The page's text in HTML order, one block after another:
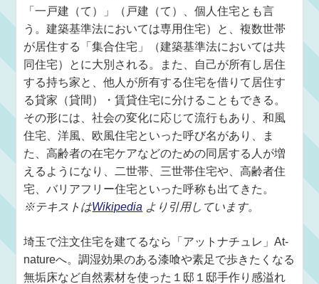
「一戸建（て）」（戸建（て）、個人住宅とも言
う。建築基準法においては専用住宅）と、複数世帯
が居住する「集合住宅」（建築基準法においては共
同住宅）とに大別される。また、自己が所有し居住
する持ち家と、他人が所有する住宅を借りて居住す
る貸家（貸間）・賃貸住宅に分けることもできる。
その形には、社会の変化に応じて流行もあり、和風
住宅、洋風、欧風住宅といった呼び名があり、ま
た、高齢者の在宅ケアなどのための同居する人が増
えるようになり、二世帯、三世帯住宅や、高齢者住
宅、バリアフリー住宅といった呼称も出てきた。
※テキストはWikipedia より引用しています。
埼玉で注文住宅を建てるなら「アットナチュレ」At-
natureへ。調湿効果のある漆喰や素足で歩きたくなる
無垢床など自然素材を使った１邸１邸手作り感溢れ